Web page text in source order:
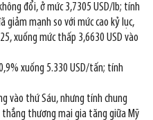
đổi, ở mức 3,7305 USD/lb; tính
giảm mạnh so với mức cao kỷ lục,
xuống mức thấp 3,6630 USD vào
xuống 5.330 USD/tấn; tính
vào thứ Sáu, nhưng tính chung
thương mại gia tăng giữa Mỹ